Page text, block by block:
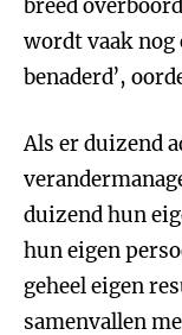
breed
wordt vaak
benaderd’,
Als er duizend
duizend hun
hun eigen
geheel eigen
samenvallen